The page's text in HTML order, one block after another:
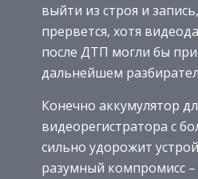
выйти из строя и
прервется, хотя
после ДТП могли бы
дальнейшем
Конечно аккумулятор
видеорегистратора с
сильно удорожит
разумный компромисс